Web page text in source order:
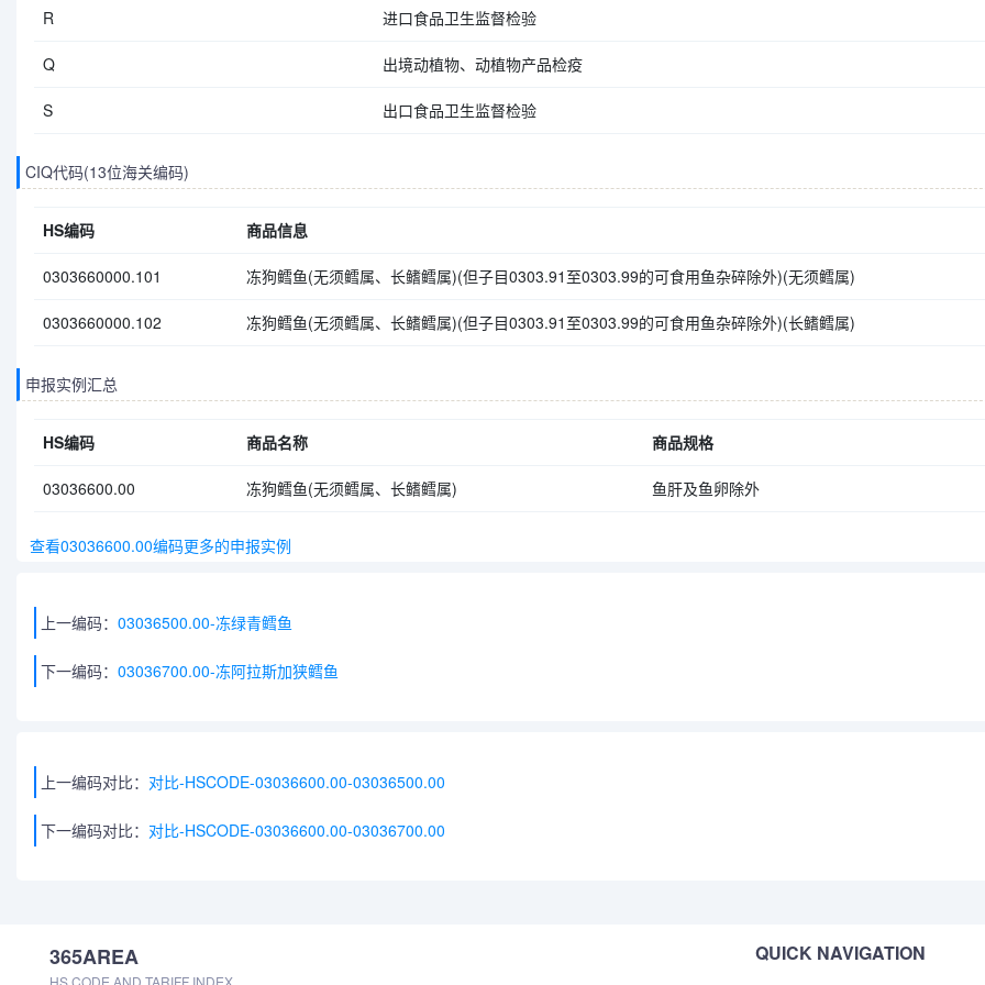
R 进口食品卫生监督检验
Q 出境动植物、动植物产品检疫
S 出口食品卫生监督检验
CIQ代码(13位海关编码)
HS编码 商品信息
0303660000.101 冻狗鳕鱼(无须鳕属、长鳍鳕属)(但子目0303.91至0303.99的可食用鱼杂碎除外)(无须鳕属)
0303660000.102 冻狗鳕鱼(无须鳕属、长鳍鳕属)(但子目0303.91至0303.99的可食用鱼杂碎除外)(长鳍鳕属)
申报实例汇总
HS编码 商品名称 商品规格
03036600.00 冻狗鳕鱼(无须鳕属、长鳍鳕属) 鱼肝及鱼卵除外
查看03036600.00编码更多的申报实例
上一编码： 03036500.00-冻绿青鳕鱼
下一编码： 03036700.00-冻阿拉斯加狭鳕鱼
上一编码对比： 对比-HSCODE-03036600.00-03036500.00
下一编码对比： 对比-HSCODE-03036600.00-03036700.00
365AREA
HS CODE AND TARIFF INDEX
QUICK NAVIGATION